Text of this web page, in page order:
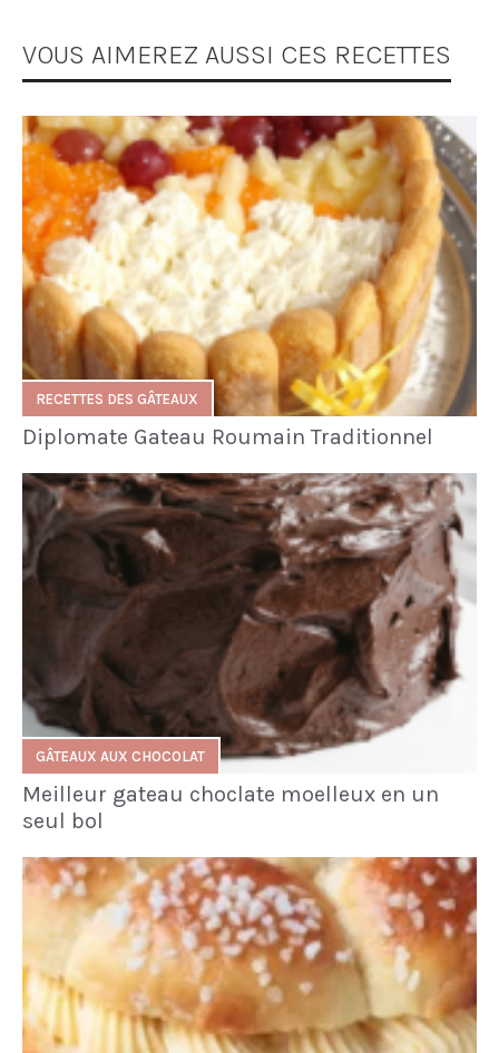
VOUS AIMEREZ AUSSI CES RECETTES
RECETTES DES GÂTEAUX
Diplomate Gateau Roumain Traditionnel
GÂTEAUX AUX CHOCOLAT
Meilleur gateau choclate moelleux en un
seul bol